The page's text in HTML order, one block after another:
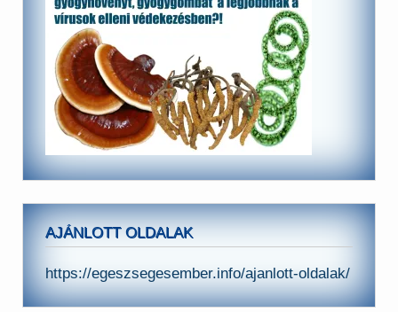
AJÁNLOTT OLDALAK
https://egeszsegesember.info/ajanlott-oldalak/